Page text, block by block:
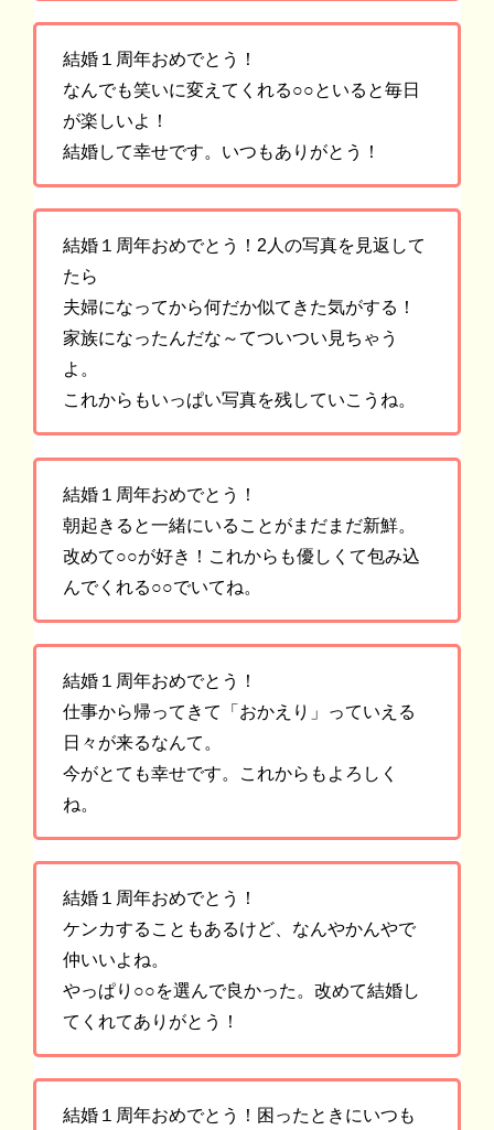
結婚１周年おめでとう！
なんでも笑いに変えてくれる○○といると毎日
が楽しいよ！
結婚して幸せです。いつもありがとう！
結婚１周年おめでとう！2人の写真を見返して
たら
夫婦になってから何だか似てきた気がする！
家族になったんだな～てついつい見ちゃう
よ。
これからもいっぱい写真を残していこうね。
結婚１周年おめでとう！
朝起きると一緒にいることがまだまだ新鮮。
改めて○○が好き！これからも優しくて包み込
んでくれる○○でいてね。
結婚１周年おめでとう！
仕事から帰ってきて「おかえり」っていえる
日々が来るなんて。
今がとても幸せです。これからもよろしく
ね。
結婚１周年おめでとう！
ケンカすることもあるけど、なんやかんやで
仲いいよね。
やっぱり○○を選んで良かった。改めて結婚し
てくれてありがとう！
結婚１周年おめでとう！困ったときにいつも